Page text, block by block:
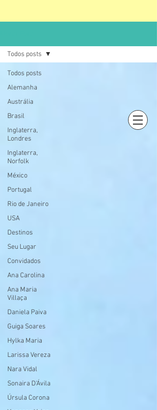
Todos posts
Alemanha
Austrália
Brasil
Inglaterra,
Londres
Inglaterra,
Norfolk
México
Portugal
Rio de Janeiro
USA
Destinos
Seu Lugar
Convidados
Ana Carolina
Ana Maria
Villaça
Daniela Paiva
Guiga Soares
Hylka Maria
Larissa Vereza
Nara Vidal
Sonaira D'Ávila
Úrsula Corona
Todos posts